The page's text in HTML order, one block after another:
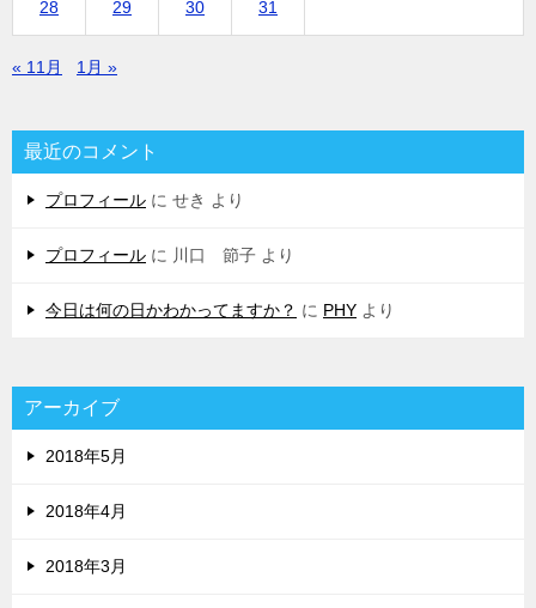
28 29 30 31
« 11月 1月 »
最近のコメント
プロフィール に せき より
プロフィール に 川口 節子 より
今日は何の日かわかってますか？ に PHY より
アーカイブ
2018年5月
2018年4月
2018年3月